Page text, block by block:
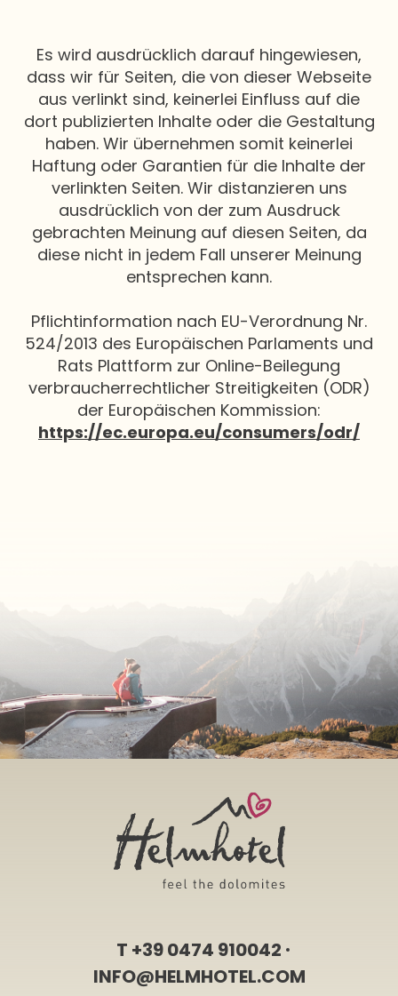
Es wird ausdrücklich darauf hingewiesen,
dass wir für Seiten, die von dieser Webseite
aus verlinkt sind, keinerlei Einfluss auf die
dort publizierten Inhalte oder die Gestaltung
haben. Wir übernehmen somit keinerlei
Haftung oder Garantien für die Inhalte der
verlinkten Seiten. Wir distanzieren uns
ausdrücklich von der zum Ausdruck
gebrachten Meinung auf diesen Seiten, da
diese nicht in jedem Fall unserer Meinung
entsprechen kann.
Pflichtinformation nach EU-Verordnung Nr.
524/2013 des Europäischen Parlaments und
Rats Plattform zur Online-Beilegung
verbraucherrechtlicher Streitigkeiten (ODR)
der Europäischen Kommission:
https://ec.europa.eu/consumers/odr/
T +39 0474 910042
INFO@HELMHOTEL.COM